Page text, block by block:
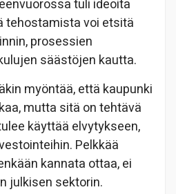
tuli ideoita
tehostamista voi etsitä
prosessien
säästöjen kautta.
myöntää, että kaupunki
mutta sitä on tehtävä
käyttää elvytykseen,
Pelkkää
kannata ottaa, ei
julkisen sektorin.